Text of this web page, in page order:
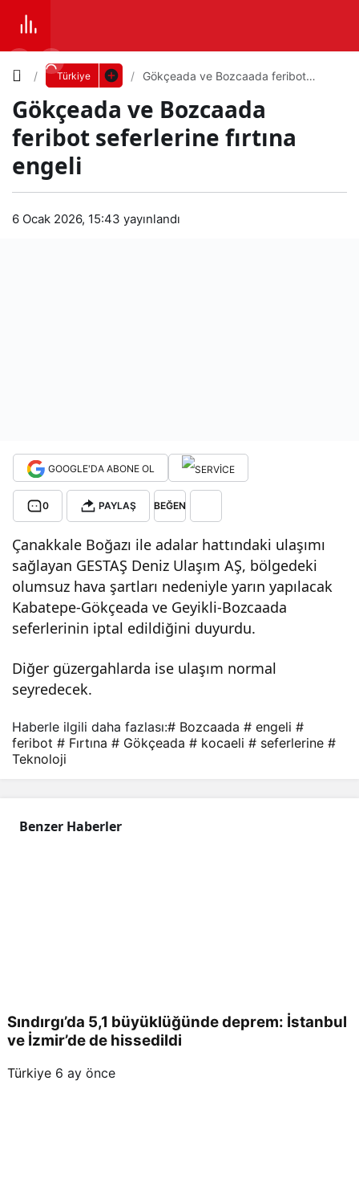
Türkiye
Gökçeada ve Bozcaada feribot
Gökçeada ve Bozcaada
feribot seferlerine fırtına
engeli
6 Ocak 2026, 15:43 yayınlandı
GOOGLE'DA ABONE OL
0 PAYLAŞ BEĞEN
Çanakkale Boğazı ile adalar hattındaki ulaşımı
sağlayan GESTAŞ Deniz Ulaşım AŞ, bölgedeki
olumsuz hava şartları nedeniyle yarın yapılacak
Kabatepe-Gökçeada ve Geyikli-Bozcaada
seferlerinin iptal edildiğini duyurdu.
Diğer güzergahlarda ise ulaşım normal
seyredecek.
Gök
feri
bot
sefe
rleri
fırtı
na
eli
Yazı
Boyutunu
0 PAYLAŞ
Haberle ilgili daha fazlası:# Bozcaada # engeli #
feribot # Fırtına # Gökçeada # kocaeli # seferlerine #
Teknoloji
Benzer Haberler
Sındırgı’da 5,1 büyüklüğünde deprem: İstanbul
ve İzmir’de de hissedildi
Türkiye 6 ay önce